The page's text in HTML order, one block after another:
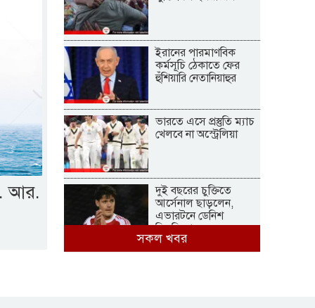
আর.
ইরানের পারমাণবিক
কর্মসূচি ঠেকাতে ফের
হুঁশিয়ারি নেতানিয়াহুর
ভারতে এসে প্রস্তুতি ম্যাচ
খেলবে না অস্ট্রেলিয়া
দুই বছরের চুক্তিতে
আর্সেনাল ছাড়লেন,
এভারটনে ডেনিশ
মিডফিল্ডার
সকল খবর